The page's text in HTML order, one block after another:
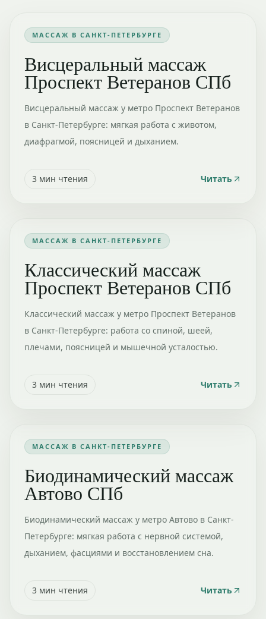
МАССАЖ В САНКТ-ПЕТЕРБУРГЕ
Висцеральный массаж
Проспект Ветеранов СПб
Висцеральный массаж у метро Проспект Ветеранов
в Санкт-Петербурге: мягкая работа с животом,
диафрагмой, поясницей и дыханием.
3 мин чтения Читать
МАССАЖ В САНКТ-ПЕТЕРБУРГЕ
Классический массаж
Проспект Ветеранов СПб
Классический массаж у метро Проспект Ветеранов
в Санкт-Петербурге: работа со спиной, шеей,
плечами, поясницей и мышечной усталостью.
3 мин чтения Читать
МАССАЖ В САНКТ-ПЕТЕРБУРГЕ
Биодинамический массаж
Автово СПб
Биодинамический массаж у метро Автово в Санкт-
Петербурге: мягкая работа с нервной системой,
дыханием, фасциями и восстановлением сна.
3 мин чтения Читать